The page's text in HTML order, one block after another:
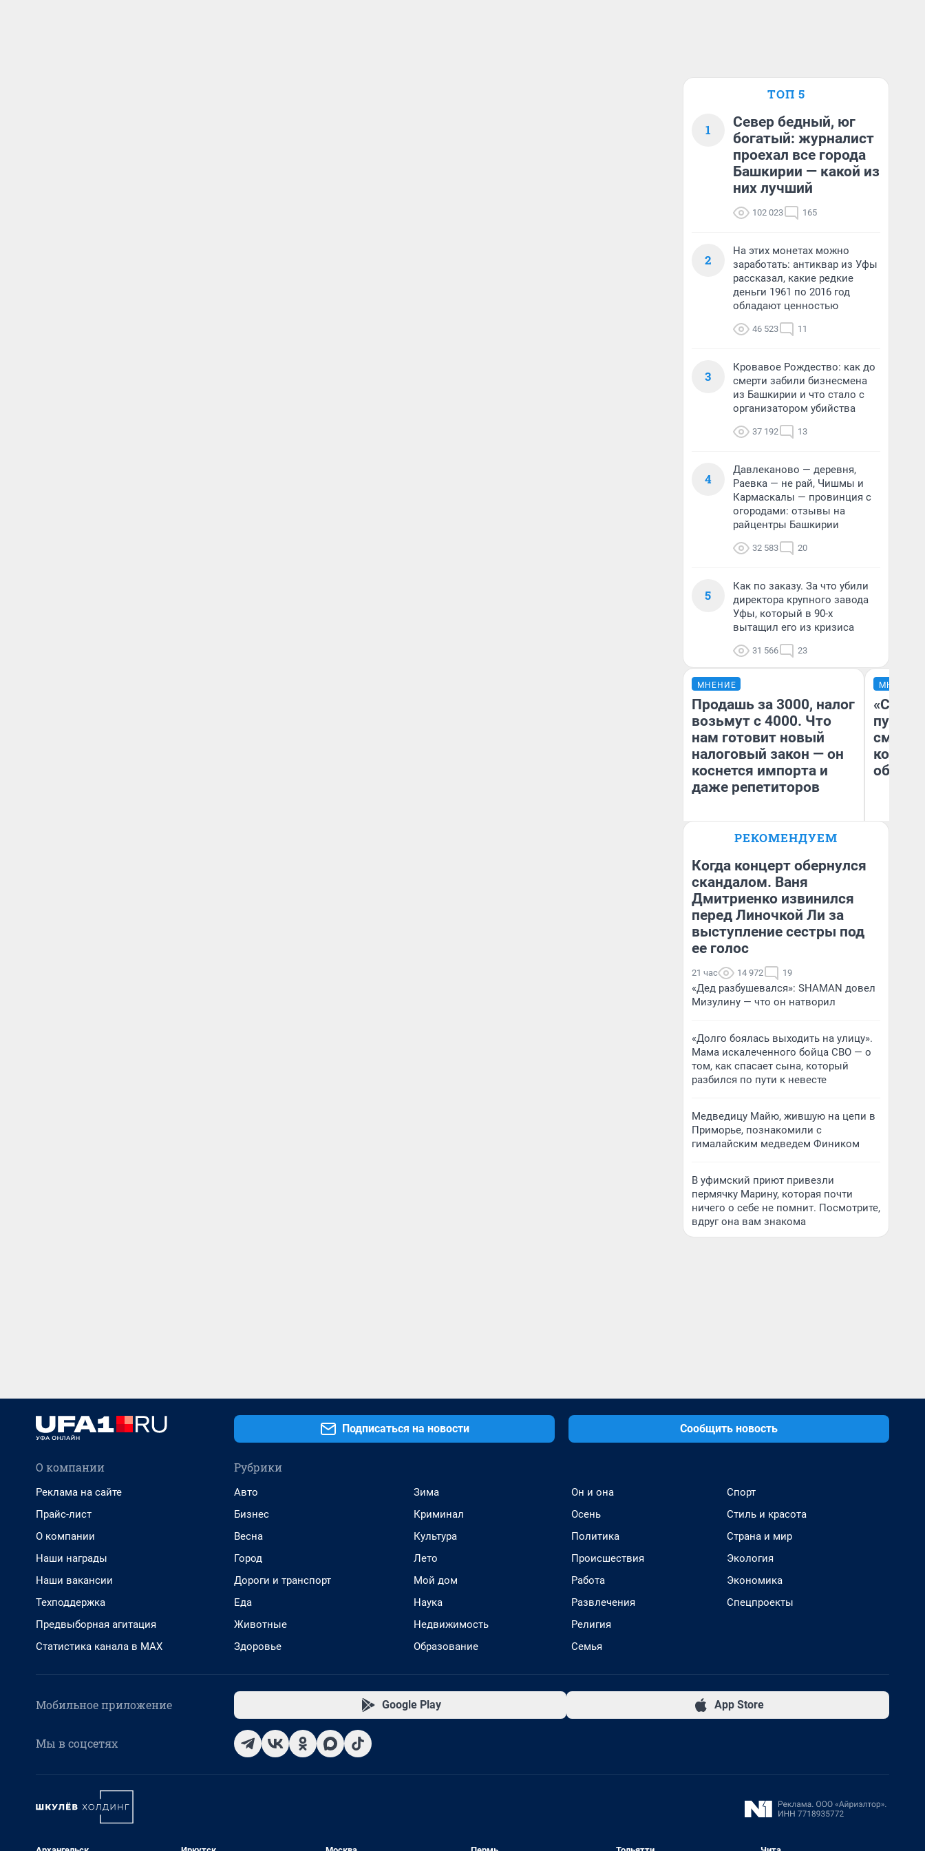
ТОП 5
1
Север бедный, юг
богатый: журналист
проехал все города
Башкирии — какой из
них лучший
102 023 165
2
На этих монетах можно
заработать: антиквар из Уфы
рассказал, какие редкие
деньги 1961 по 2016 год
обладают ценностью
46 523 11
3
Кровавое Рождество: как до
смерти забили бизнесмена
из Башкирии и что стало с
организатором убийства
37 192 13
4
Давлеканово — деревня,
Раевка — не рай, Чишмы и
Кармаскалы — провинция с
огородами: отзывы на
райцентры Башкирии
32 583 20
5
Как по заказу. За что убили
директора крупного завода
Уфы, который в 90-х
вытащил его из кризиса
31 566 23
МНЕНИЕ
Продашь за 3000, налог
возьмут с 4000. Что
нам готовит новый
налоговый закон — он
коснется импорта и
даже репетиторов
Анастасия Завгородняя
МНЕНИЕ
РЕКОМЕНДУЕМ
Когда концерт обернулся
скандалом. Ваня
Дмитриенко извинился
перед Линочкой Ли за
выступление сестры под
ее голос
21 час 14 972 19
«Дед разбушевался»: SHAMAN довел
Мизулину — что он натворил
«Долго боялась выходить на улицу».
Мама искалеченного бойца СВО — о
том, как спасает сына, который
разбился по пути к невесте
Медведицу Майю, жившую на цепи в
Приморье, познакомили с
гималайским медведем Фиником
В уфимский приют привезли
пермячку Марину, которая почти
ничего о себе не помнит. Посмотрите,
вдруг она вам знакома
Подписаться на новости Сообщить новость
О компании
Реклама на сайте
Прайс-лист
О компании
Наши награды
Наши вакансии
Техподдержка
Предвыборная агитация
Статистика канала в MAX
Рубрики
Авто
Бизнес
Весна
Город
Дороги и транспорт
Еда
Животные
Здоровье
Зима
Криминал
Культура
Лето
Мой дом
Наука
Недвижимость
Образование
Он и она
Осень
Политика
Происшествия
Работа
Развлечения
Религия
Семья
Спорт
Стиль и красота
Страна и мир
Экология
Экономика
Спецпроекты
Мобильное приложение Google Play App Store
Мы в соцсетях